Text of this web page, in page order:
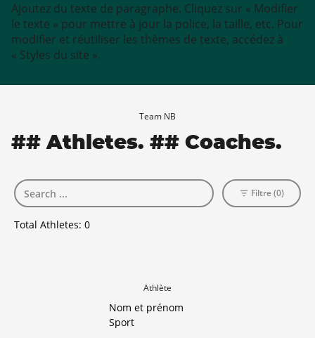
Ajoutez du texte de paragraphe. Cliquez sur « Modifier
le texte » pour mettre à jour la police, la taille, etc. Pour
modifier et réutiliser les thèmes de texte, accédez à
« Styles du site ».
Team NB
## Athletes. ## Coaches.
Total Athletes: 0
Filtre (0)
Athlète
Nom et prénom
Sport